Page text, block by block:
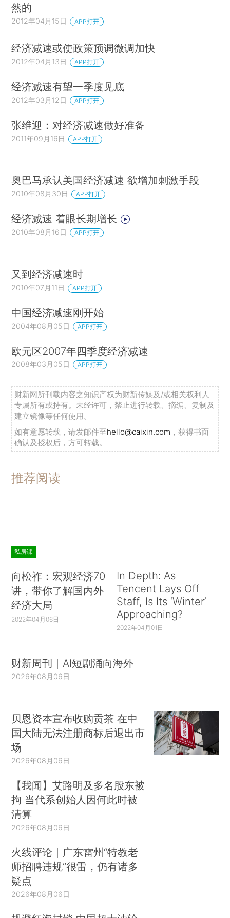
然的
2012年04月15日 APP打开
经济减速或使政策预调微调加快
2012年04月13日 APP打开
经济减速有望一季度见底
2012年03月12日 APP打开
张维迎：对经济减速做好准备
2011年09月16日 APP打开
奥巴马承认美国经济减速 欲增加刺激手段
2010年08月30日 APP打开
经济减速 着眼长期增长
2010年08月16日 APP打开
又到经济减速时
2010年07月11日 APP打开
中国经济减速刚开始
2004年08月05日 APP打开
欧元区2007年四季度经济减速
2008年03月05日 APP打开
财新网所刊载内容之知识产权为财新传媒及/或相关权利人
专属所有或持有。未经许可，禁止进行转载、摘编、复制及
建立镜像等任何使用。
如有意愿转载，请发邮件至hello@caixin.com ，获得书面
确认及授权后，方可转载。
推荐阅读
私房课
向松祚：宏观经济70
讲，带你了解国内外
经济大局
2022年04月06日
In Depth: As
Tencent Lays Off
Staff, Is Its ‘Winter’
Approaching?
2022年04月01日
财新周刊｜AI短剧涌向海外
2026年08月06日
贝恩资本宣布收购贡茶 在中
国大陆无法注册商标后退出市
场
2026年08月06日
【我闻】艾路明及多名股东被
拘 当代系创始人因何此时被
清算
2026年08月06日
火线评论｜广东雷州“特教老
师招聘违规”很雷，仍有诸多
疑点
2026年08月06日